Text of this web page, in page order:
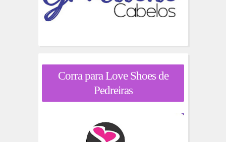
Corra para Love Shoes de
Pedreiras